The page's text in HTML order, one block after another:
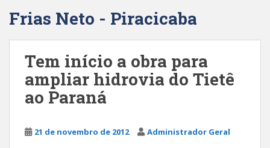
Frias Neto - Piracicaba
Tem início a obra para
ampliar hidrovia do Tietê
ao Paraná
21 de novembro de 2012 Administrador Geral